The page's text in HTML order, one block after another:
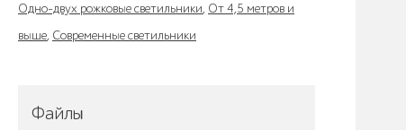
Одно-двух рожковые светильники, От 4,5 метров и
выше, Современные светильники
Файлы